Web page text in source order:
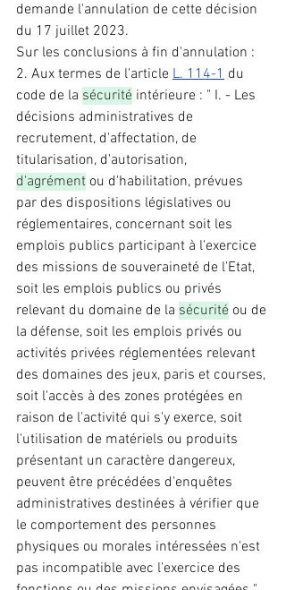
demande l'annulation de cette décision
du 17 juillet 2023.
Sur les conclusions à fin d'annulation :
2. Aux termes de l'article L. 114-1 du
code de la sécurité intérieure : " I. - Les
décisions administratives de
recrutement, d'affectation, de
titularisation, d'autorisation,
d'agrément ou d'habilitation, prévues
par des dispositions législatives ou
réglementaires, concernant soit les
emplois publics participant à l'exercice
des missions de souveraineté de l'Etat,
soit les emplois publics ou privés
relevant du domaine de la sécurité ou de
la défense, soit les emplois privés ou
activités privées réglementées relevant
des domaines des jeux, paris et courses,
soit l'accès à des zones protégées en
raison de l'activité qui s'y exerce, soit
l'utilisation de matériels ou produits
présentant un caractère dangereux,
peuvent être précédées d'enquêtes
administratives destinées à vérifier que
le comportement des personnes
physiques ou morales intéressées n'est
pas incompatible avec l'exercice des